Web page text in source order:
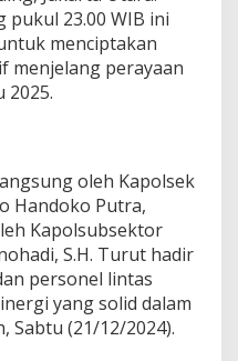
pukul 23.00 WIB ini
menciptakan
menjelang perayaan
2025.
oleh Kapolsek
Handoko Putra,
Kapolsubsektor
S.H. Turut hadir
personel lintas
yang solid dalam
Sabtu (21/12/2024).